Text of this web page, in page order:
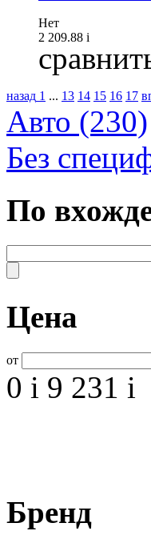
Нет
2 209.88 i
назад 1 ... 13 14 15 16 17
Авто (230)
Без
По
Цена
от
0 i 9 231 i
Бренд